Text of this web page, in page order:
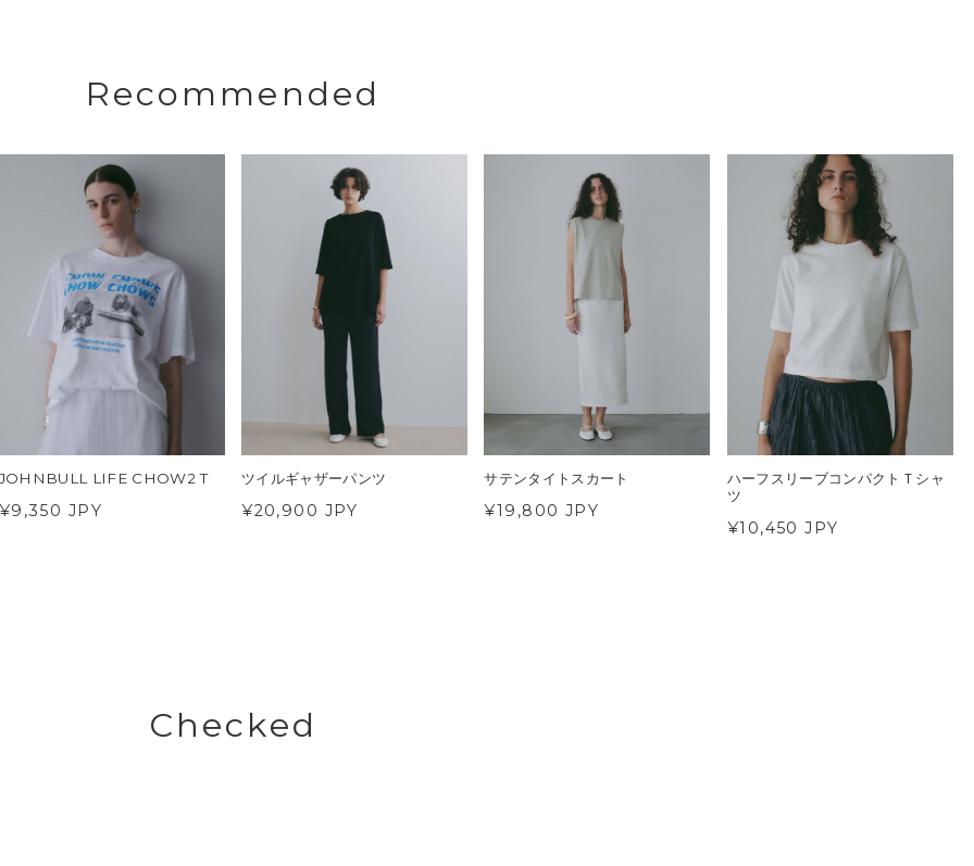
Recommended
LIFE CHOW2 T
JPY
ツイルギャザーパンツ
¥20,900 JPY
サテンタイトスカート
¥19,800 JPY
ハーフスリーブコンパクトＴシャ
ツ
¥10,450 JPY
Checked